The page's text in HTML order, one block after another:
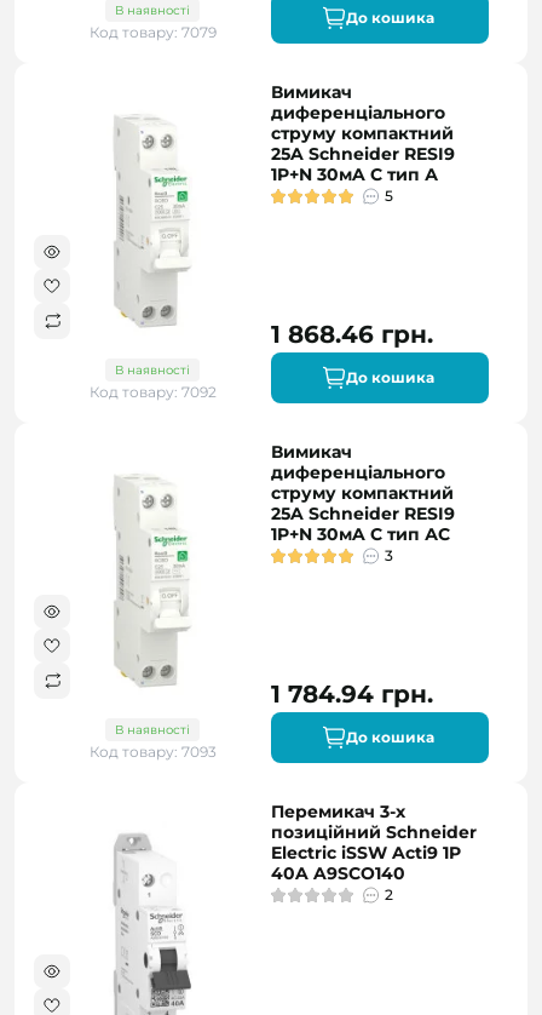
В наявності
Код товару: 7079
До кошика
В наявності
Код товару: 7092
Вимикач
диференціального
струму компактний
25A Schneider RESI9
1P+N 30мA C тип А
5
1 868.46 грн.
До кошика
В наявності
Код товару: 7093
Вимикач
диференціального
струму компактний
25A Schneider RESI9
1P+N 30мA C тип АC
3
1 784.94 грн.
До кошика
Перемикач 3-х
позиційний Schneider
Electric iSSW Acti9 1P
40A A9SCO140
2